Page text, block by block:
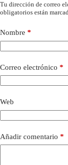
Tu dirección de correo
obligatorios están
Nombre *
Correo electrónico *
Web
Añadir comentario *